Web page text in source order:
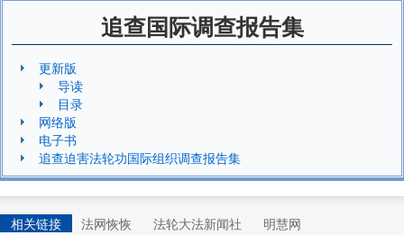
追查国际调查报告集
更新版
导读
目录
网络版
电子书
追查迫害法轮功国际组织调查报告集
相关链接 法网恢恢 法轮大法新闻社
明慧网